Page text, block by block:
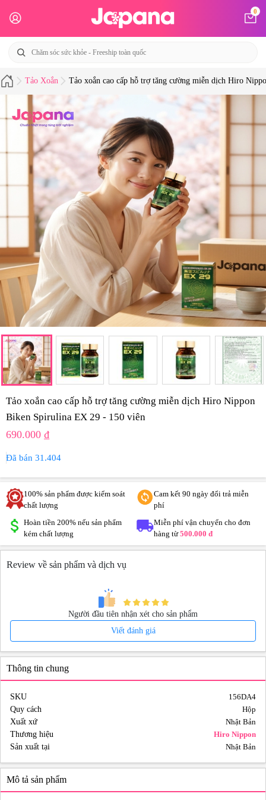
0
Tảo Xoắn Tảo xoắn cao cấp hỗ trợ tăng cường miễn dịch Hiro
Tảo xoắn cao cấp hỗ trợ tăng cường miễn dịch Hiro Nippon
Biken Spirulina EX 29 - 150 viên
690.000 ₫
Đã bán 31.404
100% sản phẩm được kiểm soát
chất lượng
Cam kết 90 ngày đổi trả miễn
phí
Hoàn tiền 200% nếu sản phẩm
kém chất lượng
Miễn phí vận chuyển cho đơn
hàng từ500.000 đ
Review về sản phẩm và dịch vụ
Người đầu tiên nhận xét cho sản phẩm
Viết đánh giá
Thông tin chung
SKU
156DA4
Quy cách
Hộp
Xuất xứ
Nhật Bản
Thương hiệu
Hiro Nippon
Sản xuất tại
Nhật Bản
Mô tả sản phẩm